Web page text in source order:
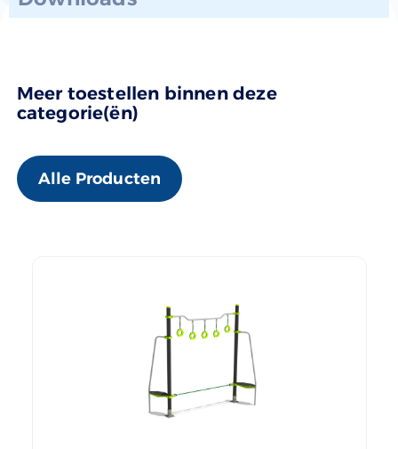
Meer toestellen binnen deze
categorie(ën)
Alle Producten